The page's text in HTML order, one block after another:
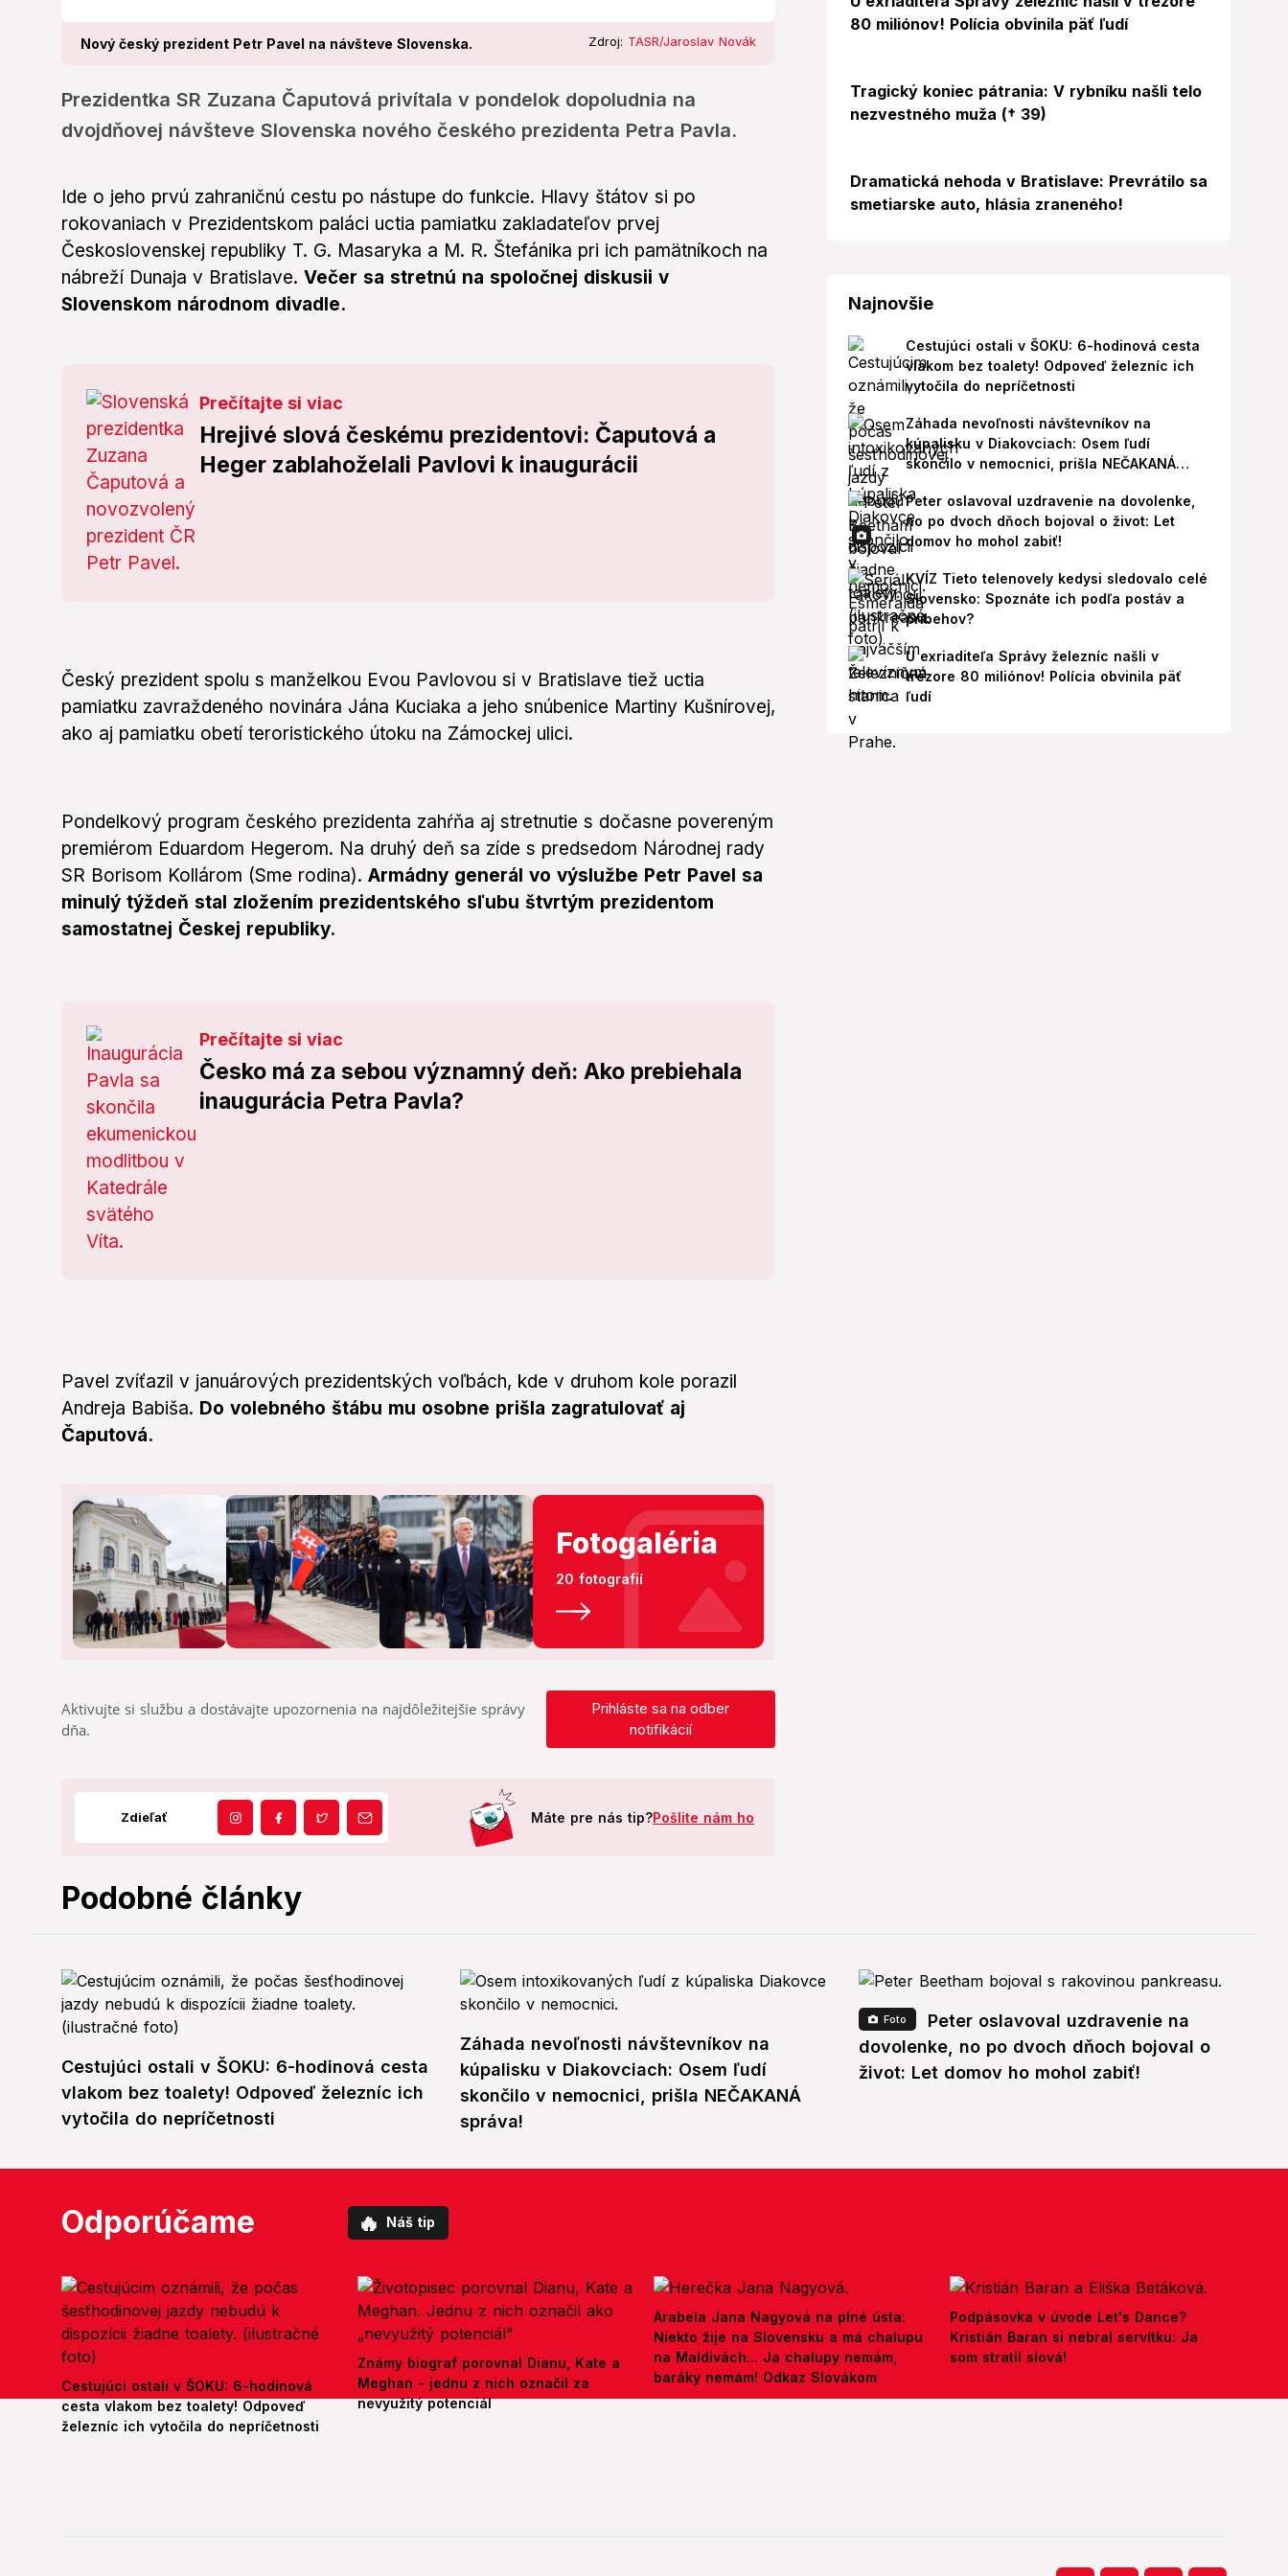
Nový český prezident Petr Pavel na návšteve Slovenska. Zdroj: TASR/Jaroslav Novák
Prezidentka SR Zuzana Čaputová privítala v pondelok dopoludnia na
dvojdňovej návšteve Slovenska nového českého prezidenta Petra Pavla.
Ide o jeho prvú zahraničnú cestu po nástupe do funkcie. Hlavy štátov si po
rokovaniach v Prezidentskom paláci uctia pamiatku zakladateľov prvej
Československej republiky T. G. Masaryka a M. R. Štefánika pri ich pamätníkoch na
nábreží Dunaja v Bratislave. Večer sa stretnú na spoločnej diskusii v
Slovenskom národnom divadle.
Prečítajte si viac
Hrejivé slová českému prezidentovi: Čaputová a
Heger zablahoželali Pavlovi k inaugurácii
Český prezident spolu s manželkou Evou Pavlovou si v Bratislave tiež uctia
pamiatku zavraždeného novinára Jána Kuciaka a jeho snúbenice Martiny Kušnírovej,
ako aj pamiatku obetí teroristického útoku na Zámockej ulici.
Pondelkový program českého prezidenta zahŕňa aj stretnutie s dočasne povereným
premiérom Eduardom Hegerom. Na druhý deň sa zíde s predsedom Národnej rady
SR Borisom Kollárom (Sme rodina). Armádny generál vo výslužbe Petr Pavel sa
minulý týždeň stal zložením prezidentského sľubu štvrtým prezidentom
samostatnej Českej republiky.
Prečítajte si viac
Česko má za sebou významný deň: Ako prebiehala
inaugurácia Petra Pavla?
Pavel zvíťazil v januárových prezidentských voľbách, kde v druhom kole porazil
Andreja Babiša. Do volebného štábu mu osobne prišla zagratulovať aj
Čaputová.
Fotogaléria
20 fotografií
Aktivujte si službu a dostávajte upozornenia na najdôležitejšie správy
dňa.
Prihláste sa na odber
notifikácií
Zdieľať Máte pre nás tip?Pošlite nám ho
80 miliónov! Polícia obvinila päť ľudí
Tragický koniec pátrania: V rybníku našli telo
nezvestného muža († 39)
Dramatická nehoda v Bratislave: Prevrátilo sa
smetiarske auto, hlásia zraneného!
Najnovšie
Cestujúci ostali v ŠOKU: 6-hodinová cesta
vlakom bez toalety! Odpoveď železníc ich
vytočila do nepríčetnosti
Záhada nevoľnosti návštevníkov na
kúpalisku v Diakovciach: Osem ľudí
skončilo v nemocnici, prišla NEČAKANÁ
Peter oslavoval uzdravenie na dovolenke,
no po dvoch dňoch bojoval o život: Let
domov ho mohol zabiť!
KVÍZ Tieto telenovely kedysi sledovalo celé
Slovensko: Spoznáte ich podľa postáv a
príbehov?
U exriaditeľa Správy železníc našli v
trezore 80 miliónov! Polícia obvinila päť
ľudí
Podobné články
Cestujúci ostali v ŠOKU: 6-hodinová cesta
vlakom bez toalety! Odpoveď železníc ich
vytočila do nepríčetnosti
Záhada nevoľnosti návštevníkov na
kúpalisku v Diakovciach: Osem ľudí
skončilo v nemocnici, prišla NEČAKANÁ
správa!
Foto
Peter oslavoval uzdravenie na
dovolenke, no po dvoch dňoch bojoval o
život: Let domov ho mohol zabiť!
Odporúčame 🔥 Náš tip
Cestujúci ostali v ŠOKU: 6-hodinová
cesta vlakom bez toalety! Odpoveď
železníc ich vytočila do nepríčetnosti
Známy biograf porovnal Dianu, Kate a
Meghan - jednu z nich označil za
nevyužitý potenciál
Arabela Jana Nagyová na plné ústa:
Niekto žije na Slovensku a má chalupu
na Maldivách... Ja chalupy nemám,
baráky nemám! Odkaz Slovákom
Podpásovka v úvode Let's Dance?
Kristián Baran si nebral servítku: Ja
som stratil slová!